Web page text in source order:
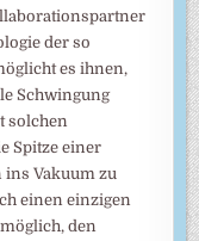
der so
es ihnen,
Schwingung
solchen
Spitze einer
Vakuum zu
einen einzigen
den